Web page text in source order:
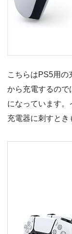
こちらはPS5用の
から充電するので
になっています。
充電器に刺すとき